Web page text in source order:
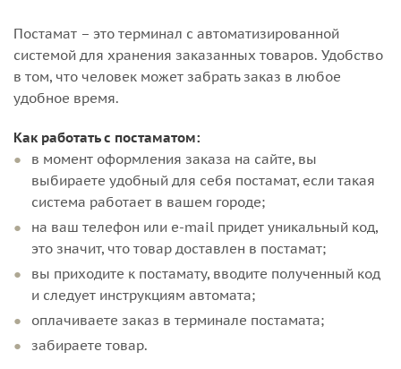
Постамат – это терминал с автоматизированной
системой для хранения заказанных товаров. Удобство
в том, что человек может забрать заказ в любое
удобное время.
Как работать с постаматом:
в момент оформления заказа на сайте, вы
выбираете удобный для себя постамат, если такая
система работает в вашем городе;
на ваш телефон или e-mail придет уникальный код,
это значит, что товар доставлен в постамат;
вы приходите к постамату, вводите полученный код
и следует инструкциям автомата;
оплачиваете заказ в терминале постамата;
забираете товар.